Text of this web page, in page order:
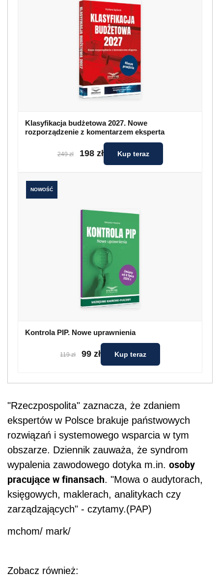
Klasyfikacja budżetowa 2027. Nowe
rozporządzenie z komentarzem eksperta
249 zł 198 zł Kup teraz
NOWOŚĆ
Kontrola PIP. Nowe uprawnienia
119 zł 99 zł Kup teraz
"Rzeczpospolita" zaznacza, że zdaniem
ekspertów w Polsce brakuje państwowych
rozwiązań i systemowego wsparcia w tym
obszarze. Dziennik zauważa, że syndrom
wypalenia zawodowego dotyka m.in. osoby
pracujące w finansach. "Mowa o audytorach,
księgowych, maklerach, analitykach czy
zarządzających" - czytamy.(PAP)
mchom/ mark/
Zobacz również: